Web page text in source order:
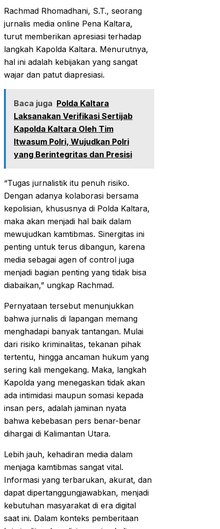
Rachmad Rhomadhani, S.T., seorang
jurnalis media online Pena Kaltara,
turut memberikan apresiasi terhadap
langkah Kapolda Kaltara. Menurutnya,
hal ini adalah kebijakan yang sangat
wajar dan patut diapresiasi.
Baca juga Polda Kaltara
Laksanakan Verifikasi Sertijab
Kapolda Kaltara Oleh Tim
Itwasum Polri, Wujudkan Polri
yang Berintegritas dan Presisi
“Tugas jurnalistik itu penuh risiko.
Dengan adanya kolaborasi bersama
kepolisian, khususnya di Polda Kaltara,
maka akan menjadi hal baik dalam
mewujudkan kamtibmas. Sinergitas ini
penting untuk terus dibangun, karena
media sebagai agen of control juga
menjadi bagian penting yang tidak bisa
diabaikan,” ungkap Rachmad.
Pernyataan tersebut menunjukkan
bahwa jurnalis di lapangan memang
menghadapi banyak tantangan. Mulai
dari risiko kriminalitas, tekanan pihak
tertentu, hingga ancaman hukum yang
sering kali mengekang. Maka, langkah
Kapolda yang menegaskan tidak akan
ada intimidasi maupun somasi kepada
insan pers, adalah jaminan nyata
bahwa kebebasan pers benar-benar
dihargai di Kalimantan Utara.
Lebih jauh, kehadiran media dalam
menjaga kamtibmas sangat vital.
Informasi yang terbarukan, akurat, dan
dapat dipertanggungjawabkan, menjadi
kebutuhan masyarakat di era digital
saat ini. Dalam konteks pemberitaan